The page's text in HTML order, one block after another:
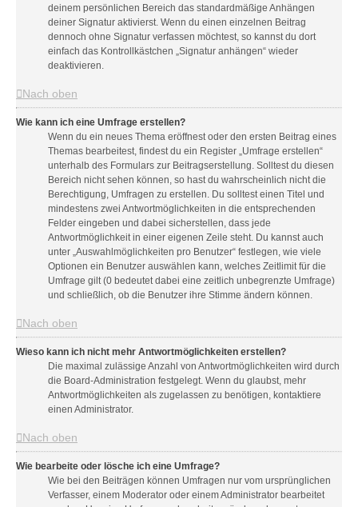
deinem persönlichen Bereich das standardmäßige Anhängen
deiner Signatur aktivierst. Wenn du einen einzelnen Beitrag
dennoch ohne Signatur verfassen möchtest, so kannst du dort
einfach das Kontrollkästchen „Signatur anhängen“ wieder
deaktivieren.
Nach oben
Wie kann ich eine Umfrage erstellen?
Wenn du ein neues Thema eröffnest oder den ersten Beitrag eines
Themas bearbeitest, findest du ein Register „Umfrage erstellen“
unterhalb des Formulars zur Beitragserstellung. Solltest du diesen
Bereich nicht sehen können, so hast du wahrscheinlich nicht die
Berechtigung, Umfragen zu erstellen. Du solltest einen Titel und
mindestens zwei Antwortmöglichkeiten in die entsprechenden
Felder eingeben und dabei sicherstellen, dass jede
Antwortmöglichkeit in einer eigenen Zeile steht. Du kannst auch
unter „Auswahlmöglichkeiten pro Benutzer“ festlegen, wie viele
Optionen ein Benutzer auswählen kann, welches Zeitlimit für die
Umfrage gilt (0 bedeutet dabei eine zeitlich unbegrenzte Umfrage)
und schließlich, ob die Benutzer ihre Stimme ändern können.
Nach oben
Wieso kann ich nicht mehr Antwortmöglichkeiten erstellen?
Die maximal zulässige Anzahl von Antwortmöglichkeiten wird durch
die Board-Administration festgelegt. Wenn du glaubst, mehr
Antwortmöglichkeiten als zugelassen zu benötigen, kontaktiere
einen Administrator.
Nach oben
Wie bearbeite oder lösche ich eine Umfrage?
Wie bei den Beiträgen können Umfragen nur vom ursprünglichen
Verfasser, einem Moderator oder einem Administrator bearbeitet